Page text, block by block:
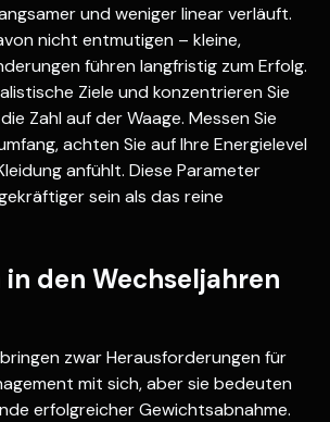
und weniger linear verläuft.
nicht entmutigen – kleine,
führen langfristig zum Erfolg.
Ziele und konzentrieren Sie
Zahl auf der Waage. Messen Sie
achten Sie auf Ihre Energielevel
anfühlt. Diese Parameter
sein als das reine
den Wechseljahren
zwar Herausforderungen für
mit sich, aber sie bedeuten
erfolgreicher Gewichtsabnahme.